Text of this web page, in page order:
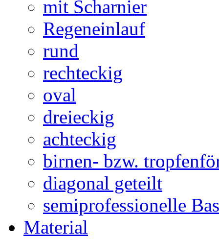
mit Scharnier
Regeneinlauf
rund
rechteckig
oval
dreieckig
achteckig
birnen- bzw.
diagonal geteilt
semiprofessionelle
Material